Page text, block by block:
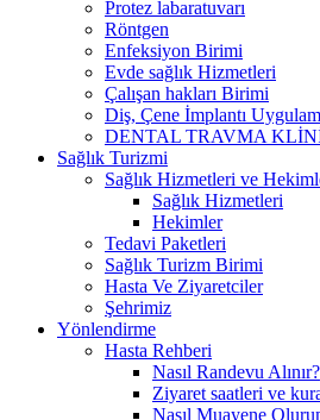
Protez labaratuvarı
Röntgen
Enfeksiyon Birimi
Evde sağlık Hizmetleri
Çalışan hakları Birimi
Diş, Çene İmplantı
DENTAL TRAVMA
Sağlık Turizmi
Sağlık Hizmetleri ve
Sağlık Hizmetleri
Hekimler
Tedavi Paketleri
Sağlık Turizm Birimi
Hasta Ve Ziyaretciler
Şehrimiz
Yönlendirme
Hasta Rehberi
Nasıl Randevu Alınır?
Ziyaret saatleri ve
Nasıl Muayene